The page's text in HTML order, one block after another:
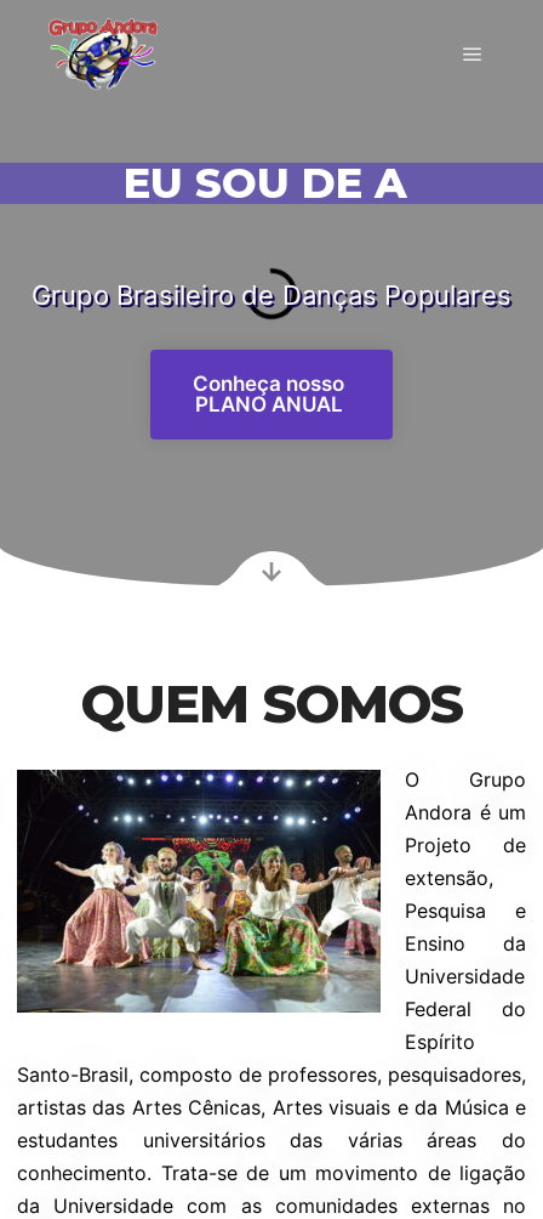
EU SOU DE ANDORA!
Grupo Brasileiro de Danças Populares
Conheça nosso
PLANO ANUAL
QUEM SOMOS
O Grupo
Andora é um
Projeto de
extensão,
Pesquisa e
Ensino da
Universidade
Federal do
Espírito
Santo-Brasil, composto de professores, pesquisadores,
artistas das Artes Cênicas, Artes visuais e da Música e
estudantes universitários das várias áreas do
conhecimento. Trata-se de um movimento de ligação
da Universidade com as comunidades externas no